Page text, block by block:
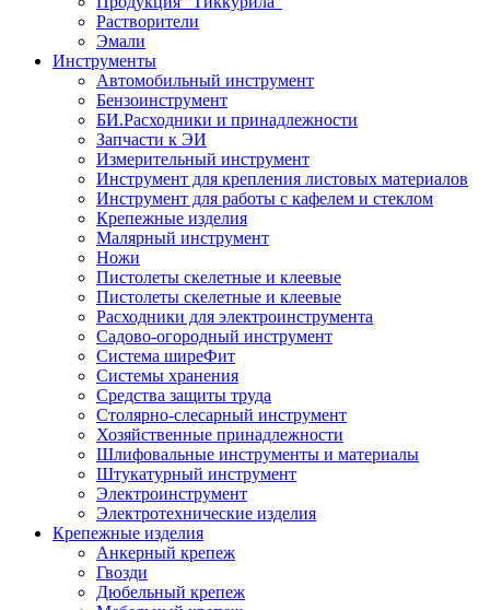
Растворители
Эмали
Инструменты
Автомобильный инструмент
Бензоинструмент
БИ.Расходники и принадлежности
Запчасти к ЭИ
Измерительный инструмент
Инструмент для крепления листовых материалов
Инструмент для работы с кафелем и стеклом
Крепежные изделия
Малярный инструмент
Ножи
Пистолеты скелетные и клеевые
Пистолеты скелетные и клеевые
Расходники для электроинструмента
Садово-огородный инструмент
Система ширеФит
Системы хранения
Средства защиты труда
Столярно-слесарный инструмент
Хозяйственные принадлежности
Шлифовальные инструменты и материалы
Штукатурный инструмент
Электроинструмент
Электротехнические изделия
Крепежные изделия
Анкерный крепеж
Гвозди
Дюбельный крепеж